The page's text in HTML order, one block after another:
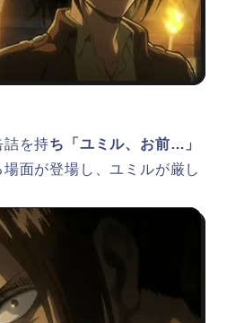
詰を持ち「ユミル、お前…」
面が登場し、ユミルが厳し